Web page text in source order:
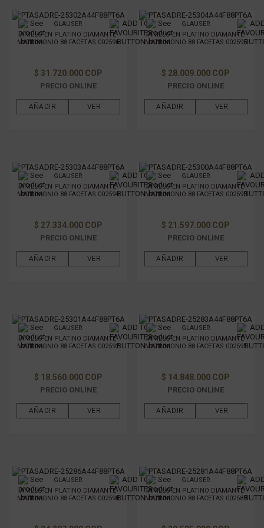
GLAUSER
ANILLO EN PLATINO DIAMANTE
MATRIMONIO 88 FACETAS 002596
$ 31.720.000 COP
PRECIO ONLINE
AÑADIR VER
GLAUSER
ANILLO EN PLATINO DIAMANTE
MATRIMONIO 88 FACETAS 002595
$ 28.009.000 COP
PRECIO ONLINE
AÑADIR VER
GLAUSER
ANILLO EN PLATINO DIAMANTE
MATRIMONIO 88 FACETAS 002594
$ 27.334.000 COP
PRECIO ONLINE
AÑADIR VER
GLAUSER
ANILLO EN PLATINO DIAMANTE
MATRIMONIO 88 FACETAS 002593
$ 21.597.000 COP
PRECIO ONLINE
AÑADIR VER
GLAUSER
ANILLO EN PLATINO DIAMANTE
MATRIMONIO 88 FACETAS 002592
$ 18.560.000 COP
PRECIO ONLINE
AÑADIR VER
GLAUSER
ANILLO EN PLATINO DIAMANTE
MATRIMONIO 88 FACETAS 002591
$ 14.848.000 COP
PRECIO ONLINE
AÑADIR VER
GLAUSER
ANILLO EN PLATINO DIAMANTE
MATRIMONIO 88 FACETAS 002590
GLAUSER
ANILLO EN PLATINO DIAMANTE
MATRIMONIO 88 FACETAS 002589